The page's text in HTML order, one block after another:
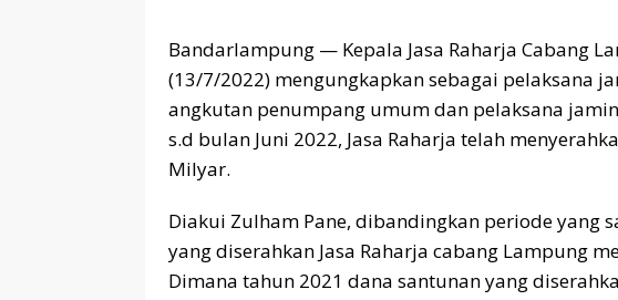
Bandarlampung — Kepala Jasa Raharja Cabang
(13/7/2022) mengungkapkan sebagai pelaksana
angkutan penumpang umum dan pelaksana
s.d bulan Juni 2022, Jasa Raharja telah
Milyar.
Diakui Zulham Pane, dibandingkan periode yang
yang diserahkan Jasa Raharja cabang Lampung
Dimana tahun 2021 dana santunan yang